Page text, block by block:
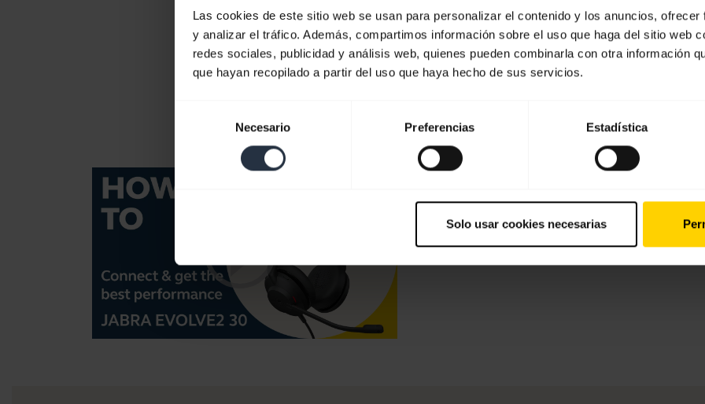
Las cookies de este sitio web se usan para personalizar el contenido y los anuncios,
y analizar el tráfico. Además, compartimos información sobre el uso que haga del sitio web
redes sociales, publicidad y análisis web, quienes pueden combinarla con otra información
que hayan recopilado a partir del uso que haya hecho de sus servicios.
consentimiento
Necesario Preferencias Estadística
Solo usar cookies necesarias
Ver todos los documentos del producto
Más información sobre cómo conectar y configurar su
cuáles son las ventajas de descargar
para
vídeo está en inglés.